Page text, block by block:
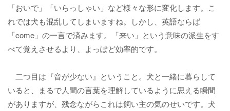
「おいで」「いらっしゃい」など様々な形に変化します。こ
れでは犬も混乱してしまいますね。しかし、英語ならば
「come」の一言で済みます。「来い」という意味の派生をす
べて覚えさせるより、よっぽど効率的です。
二つ目は『音が少ない』ということ。犬と一緒に暮らして
いると、まるで人間の言葉を理解しているように思える瞬間
がありますが、残念ながらこれは飼い主の気のせいです。犬